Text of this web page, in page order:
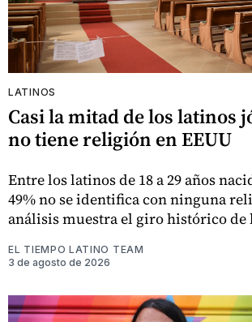
LATINOS
Casi la mitad de los latinos
no tiene religión en EEUU
Entre los latinos de 18 a 29 años
49% no se identifica con ninguna
análisis muestra el giro histórico
EL TIEMPO LATINO TEAM
3 de agosto de 2026